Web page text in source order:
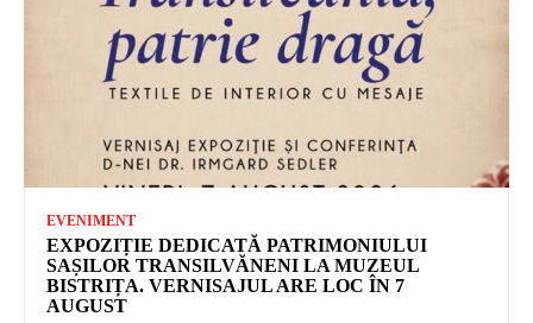
EVENIMENT
EXPOZIȚIE DEDICATĂ PATRIMONIULUI
SAȘILOR TRANSILVĂNENI LA MUZEUL
BISTRIȚA. VERNISAJUL ARE LOC ÎN 7
AUGUST